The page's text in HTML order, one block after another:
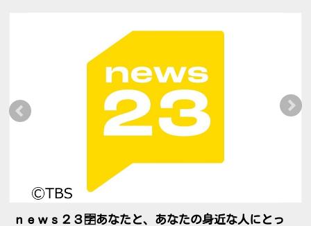
ｎｅｗｓ２３🈑あなたと、あなたの身近な人にとっ